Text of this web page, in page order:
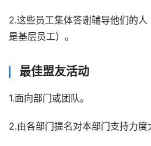
2.这些员工集体答谢辅导他们的
是基层员工）。
最佳盟友活动
1.面向部门或团队。
2.由各部门提名对本部门支持力度